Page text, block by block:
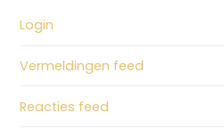
Login
Vermeldingen feed
Reacties feed